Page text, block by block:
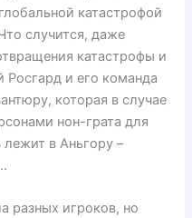
катастрофой
случится, даже
катастрофы и
Росгард и его команда
которая в случае
нон-грата для
лежит в Аньгору –
разных игроков, но